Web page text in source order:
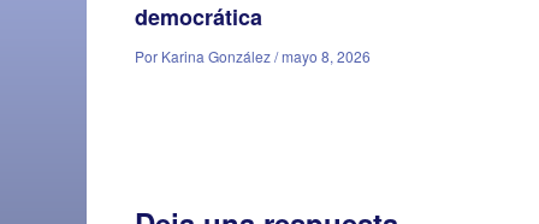
democrática
Por Karina González / mayo 8, 2026